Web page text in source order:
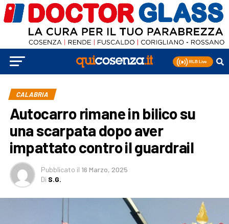
CALABRIA
Autocarro rimane in bilico su
una scarpata dopo aver
impattato contro il guardrail
Pubblicato il 16 Marzo, 2025
Di S.G.